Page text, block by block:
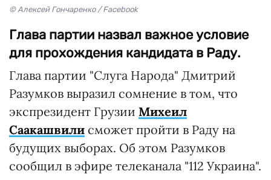
© Алексей Гончаренко / Facebook
Глава партии назвал важное условие
для прохождения кандидата в Раду.
Глава партии "Слуга Народа" Дмитрий
Разумков выразил сомнение в том, что
экспрезидент Грузии Михеил
Саакашвили сможет пройти в Раду на
будущих выборах. Об этом Разумков
сообщил в эфире телеканала "112 Украина".